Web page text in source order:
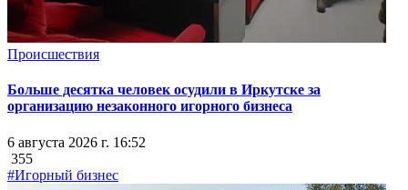
Происшествия
Больше десятка человек осудили в Иркутске за
организацию незаконного игорного бизнеса
6 августа 2026 г. 16:52
355
#Игорный бизнес